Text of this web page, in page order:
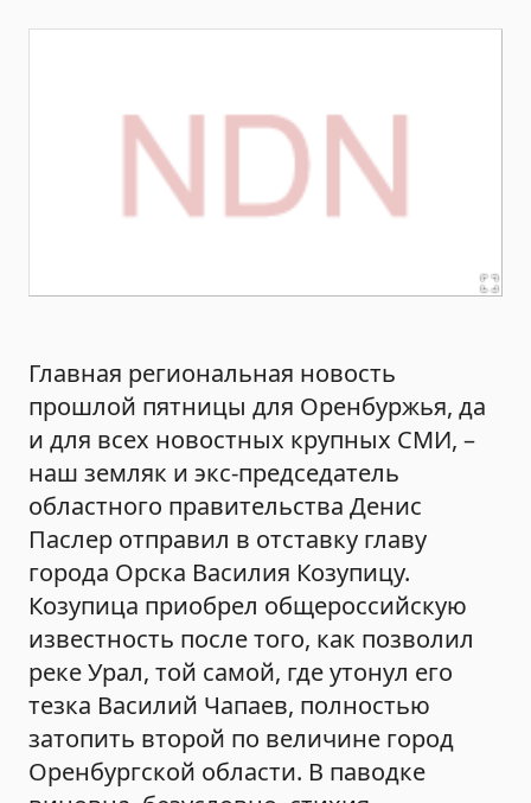
Главная региональная новость
прошлой пятницы для Оренбуржья, да
и для всех новостных крупных СМИ, –
наш земляк и экс-председатель
областного правительства Денис
Паслер отправил в отставку главу
города Орска Василия Козупицу.
Козупица приобрел общероссийскую
известность после того, как позволил
реке Урал, той самой, где утонул его
тезка Василий Чапаев, полностью
затопить второй по величине город
Оренбургской области. В паводке